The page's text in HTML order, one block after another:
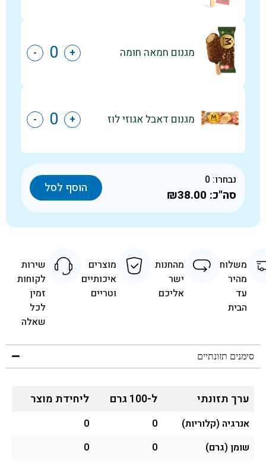
מגנום חמאה חומה +
-
מגנום דאבל אגוזי לוז +
-
נבחרו: 0
סה"כ: ₪38.00 הוסף לסל
משלוח
מהיר
עד
הבית
מהחנות
ישר
אליכם
מוצרים
איכותיים
וטריים
שירות
לקוחות
זמין
לכל
שאלה
סימנים תזונתיים
ערך תזונתי ל-100 גרם ליחידת מוצר
אנרגיה (קלוריות) 0
0
שומן (גרם)
0
0